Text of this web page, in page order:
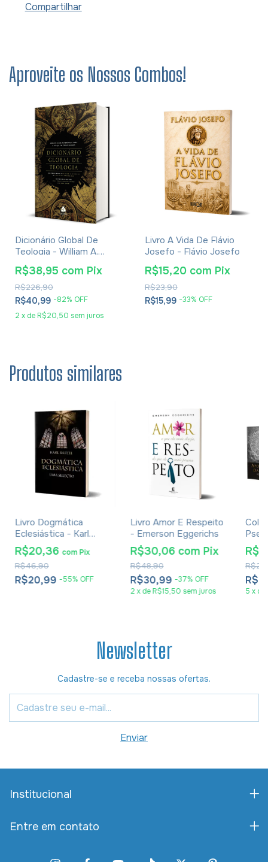
Compartilhar
Aproveite os Nossos Combos!
Dicionário Global De
Teologia - William A.
Dyrness
R$40,99 -82% OFF
2 x de R$20,50 sem juros
R$226,90
R$38,95 com Pix
Livro A Vida De Flávio
Josefo - Flávio Josefo
R$15,99 -33% OFF
R$23,90
R$15,20 com Pix
Produtos similares
Livro Dogmática
Eclesiástica - Karl
Barth
R$20,99 -55% OFF
R$46,90
R$20,36 com Pix
Livro Amor E Respeito
- Emerson Eggerichs
R$30,99 -37% OFF
R$48,90
R$30,06 com Pix
2 xdeR$15,50 sem juros
Bíblia
5 x de
Newsletter
Cadastre-se e receba nossas ofertas.
Institucional
Entre em contato